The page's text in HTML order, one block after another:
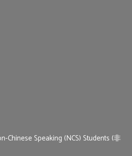
Chinese Speaking (NCS) Students (非